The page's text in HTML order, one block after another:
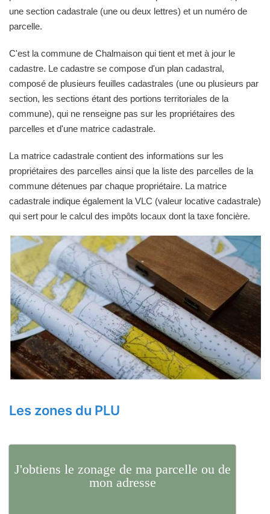
une section cadastrale (une ou deux lettres) et un numéro de
parcelle.
C'est la commune de Chalmaison qui tient et met à jour le
cadastre. Le cadastre se compose d'un plan cadastral,
composé de plusieurs feuilles cadastrales (une ou plusieurs par
section, les sections étant des portions territoriales de la
commune), qui ne renseigne pas sur les propriétaires des
parcelles et d'une matrice cadastrale.
La matrice cadastrale contient des informations sur les
propriétaires des parcelles ainsi que la liste des parcelles de la
commune détenues par chaque propriétaire. La matrice
cadastrale indique également la VLC (valeur locative cadastrale)
qui sert pour le calcul des impôts locaux dont la taxe foncière.
Les zones du PLU
J'obtiens le zonage de ma parcelle ou de
mon adresse